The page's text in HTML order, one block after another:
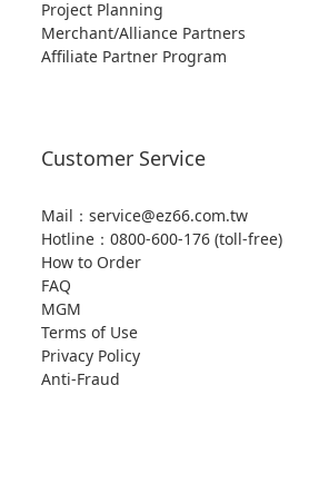
Project Planning
Merchant/Alliance Partners
Affiliate Partner Program
Customer Service
Mail：service@ez66.com.tw
Hotline： 0800-600-176 (toll-free)
How to Order
FAQ
MGM
Terms of Use
Privacy Policy
Anti-Fraud